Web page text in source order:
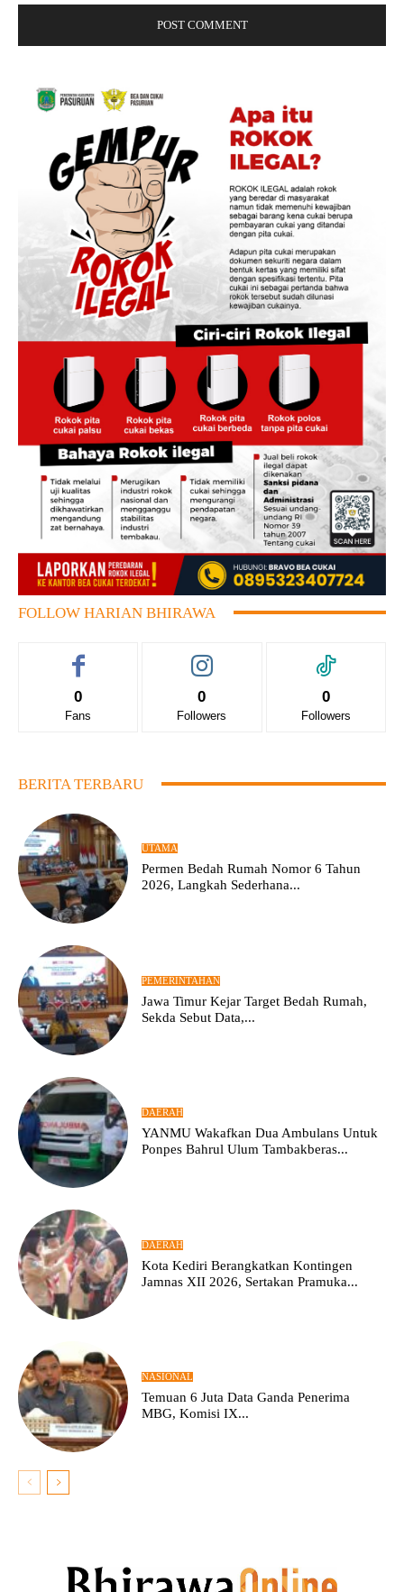
FOLLOW HARIAN BHIRAWA
0
Fans
0
Followers
0
Followers
BERITA TERBARU
UTAMA
Permen Bedah Rumah Nomor 6 Tahun
2026, Langkah Sederhana...
PEMERINTAHAN
Jawa Timur Kejar Target Bedah Rumah,
Sekda Sebut Data,...
DAERAH
YANMU Wakafkan Dua Ambulans Untuk
Ponpes Bahrul Ulum Tambakberas...
DAERAH
Kota Kediri Berangkatkan Kontingen
Jamnas XII 2026, Sertakan Pramuka...
NASIONAL
Temuan 6 Juta Data Ganda Penerima
MBG, Komisi IX...